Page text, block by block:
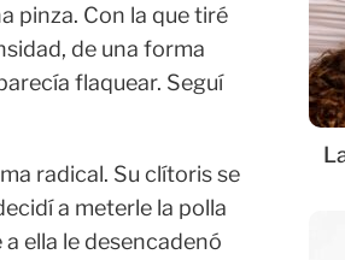
pinza. Con la que tiré
de una forma
flaquear. Seguí
radical. Su clítoris se
a meterle la polla
ella le desencadenó